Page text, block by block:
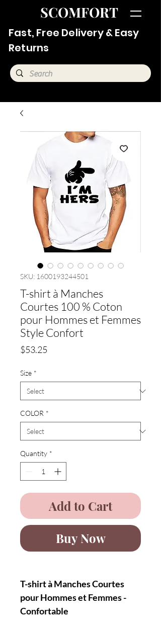
SCOMFORT
Fast, Free Delivery & Easy
Returns
SKU: 1600193244501
T-shirt à Manches
Courtes 100 % Coton
pour Hommes et Femmes
Style Confort
$53.25
Size *
COLOR *
Quantity *
Add to Cart
Buy Now
T-shirt à Manches Courtes
pour Hommes et Femmes -
Confortable